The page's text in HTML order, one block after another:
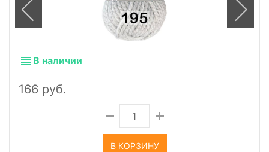
В наличии
166 руб.
В КОРЗИНУ